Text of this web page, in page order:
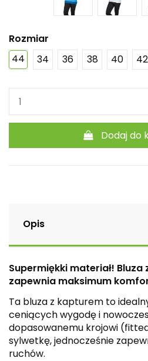
Rozmiar
44
34 36 38 40 42
Dodaj do
Opis
Supermiękki materiał!
zapewnia maksimum
Ta bluza z kapturem to
ceniących wygodę i
dopasowanemu krojowi
sylwetkę, jednocześnie
ruchów.